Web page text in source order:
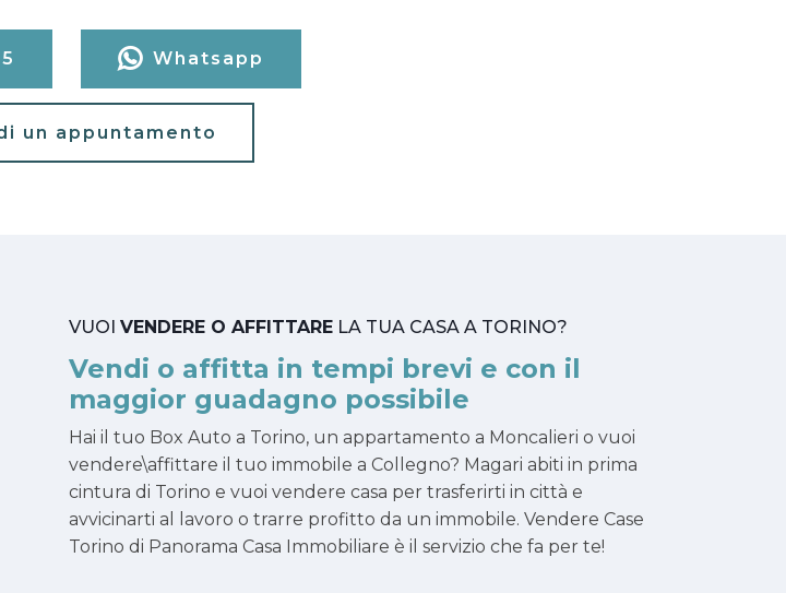
Whatsapp
un appuntamento
VUOI VENDERE O AFFITTARE LA TUA CASA A TORINO?
Vendi o affitta in tempi brevi e con il
maggior guadagno possibile
Hai il tuo Box Auto a Torino, un appartamento a Moncalieri o vuoi
vendere\affittare il tuo immobile a Collegno? Magari abiti in prima
cintura di Torino e vuoi vendere casa per trasferirti in città e
avvicinarti al lavoro o trarre profitto da un immobile. Vendere Case
Torino di Panorama Casa Immobiliare è il servizio che fa per te!